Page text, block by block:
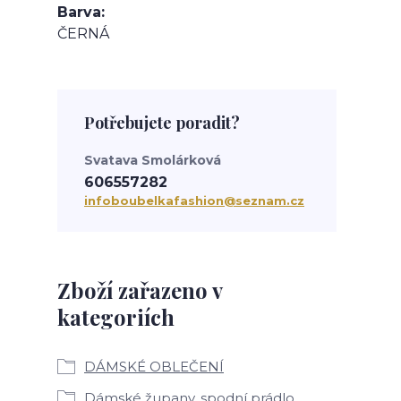
Barva
ČERNÁ
Zboží zařazeno v
kategoriích
DÁMSKÉ OBLEČENÍ
Potřebujete poradit?
Svatava Smolárková
606557282
infoboubelkafashion@seznam.cz